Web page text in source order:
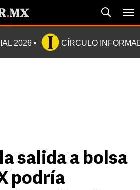
2026 CÍRCULO
salida a bolsa
podría